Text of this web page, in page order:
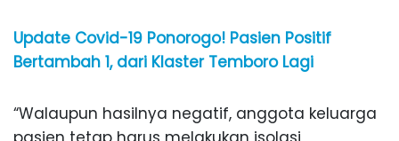
Update Covid-19 Ponorogo! Pasien Positif
Bertambah 1, dari Klaster Temboro Lagi
“Walaupun hasilnya negatif, anggota keluarga